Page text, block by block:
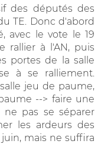
des députés des
TE. Donc d'abord
avec le vote le 19
rallier à l'AN, puis
portes de la salle
à se ralliement.
jeu de paume,
--> faire une
ne pas se séparer
les ardeurs des
mais ne suffira